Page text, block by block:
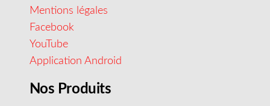
Mentions légales
Facebook
YouTube
Application Android
Nos Produits